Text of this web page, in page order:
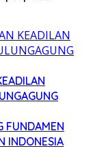
FUNDAMEN
INDONESIA